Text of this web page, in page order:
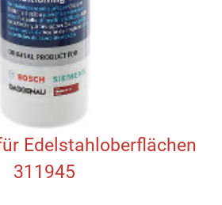
Edelstahloberflächen
311945